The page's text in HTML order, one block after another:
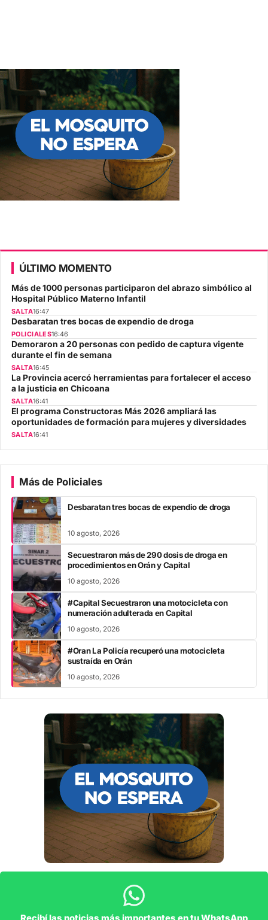
ÚLTIMO MOMENTO
Más de 1000 personas participaron del abrazo simbólico al
Hospital Público Materno Infantil
SALTA16:47
Desbaratan tres bocas de expendio de droga
POLICIALES16:46
Demoraron a 20 personas con pedido de captura vigente
durante el fin de semana
SALTA16:45
La Provincia acercó herramientas para fortalecer el acceso
a la justicia en Chicoana
SALTA16:41
El programa Constructoras Más 2026 ampliará las
oportunidades de formación para mujeres y diversidades
SALTA16:41
Más de Policiales
Desbaratan tres bocas de expendio de droga
10 agosto, 2026
Secuestraron más de 290 dosis de droga en
procedimientos en Orán y Capital
10 agosto, 2026
#Capital Secuestraron una motocicleta con
numeración adulterada en Capital
10 agosto, 2026
#Oran La Policía recuperó una motocicleta
sustraída en Orán
10 agosto, 2026